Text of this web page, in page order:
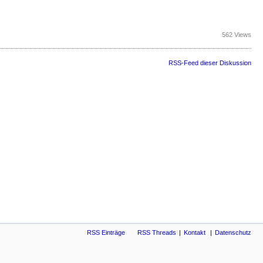
562 Views
RSS-Feed dieser Diskussion
RSS Einträge RSS Threads Kontakt Datenschutz